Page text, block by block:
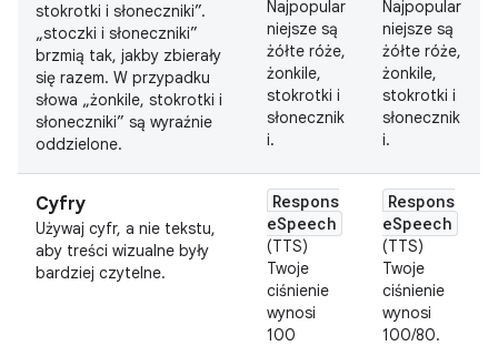
stokrotki i słoneczniki”.
„stoczki i słoneczniki”
brzmią tak, jakby zbierały
się razem. W przypadku
słowa „żonkile, stokrotki i
słoneczniki” są wyraźnie
oddzielone.
Najpopular
niejsze są
żółte róże,
żonkile,
stokrotki i
słonecznik
i.
Najpopular
niejsze są
żółte róże,
żonkile,
stokrotki i
słonecznik
i.
Cyfry
Używaj cyfr, a nie tekstu,
aby treści wizualne były
bardziej czytelne.
Respons
eSpeech
(TTS)
Twoje
ciśnienie
wynosi
100
Respons
eSpeech
(TTS)
Twoje
ciśnienie
wynosi
100/80.